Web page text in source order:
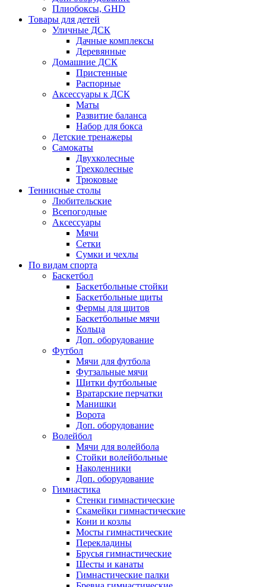
Плиобоксы, GHD
Товары для детей
Уличные ДСК
Дачные комплексы
Деревянные
Домашние ДСК
Пристенные
Распорные
Аксесcуары к ДСК
Маты
Развитие баланса
Набор для бокса
Детские тренажеры
Самокаты
Двухколесные
Трехколесные
Трюковые
Теннисные столы
Любительские
Всепогодные
Аксессуары
Мячи
Сетки
Сумки и чехлы
По видам спорта
Баскетбол
Баскетбольные стойки
Баскетбольные щиты
Фермы для щитов
Баскетбольные мячи
Кольца
Доп. оборудование
Футбол
Мячи для футбола
Футзальные мячи
Щитки футбольные
Вратарские перчатки
Манишки
Ворота
Доп. оборудование
Волейбол
Мячи для волейбола
Стойки волейбольные
Наколенники
Доп. оборудование
Гимнастика
Стенки гимнастические
Скамейки гимнастические
Кони и козлы
Мосты гимнастические
Перекладины
Брусья гимнастические
Шесты и канаты
Гимнастические палки